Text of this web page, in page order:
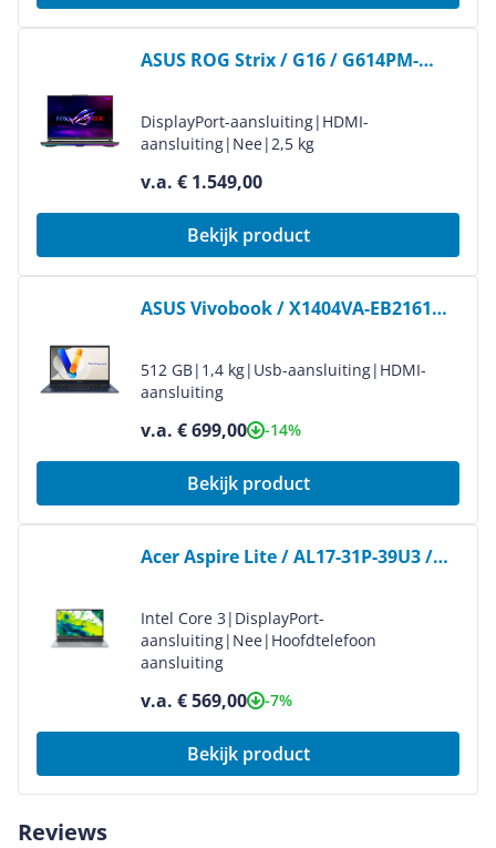
ASUS ROG Strix / G16 / G614PM-
DisplayPort-aansluiting| HDMI-
aansluiting| Nee|2,5 kg
v.a. € 1.549,00
Bekijk product
ASUS Vivobook / X1404VA-EB2161W
512 GB| 1,4 kg| Usb-aansluiting| HDMI-
aansluiting
v.a. € 699,00 -14%
Bekijk product
Acer Aspire Lite / AL17-31P-39U3 /
Intel Core 3 | DisplayPort-
aansluiting| Nee| Hoofdtelefoon
aansluiting
v.a. € 569,00 -7%
Bekijk product
Reviews